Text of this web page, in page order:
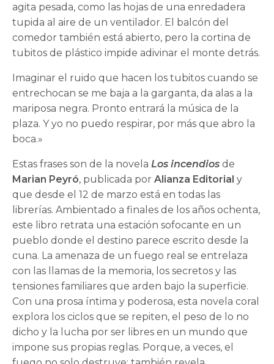
agita pesada, como las hojas de una enredadera
tupida al aire de un ventilador. El balcón del
comedor también está abierto, pero la cortina de
tubitos de plástico impide adivinar el monte detrás.
Imaginar el ruido que hacen los tubitos cuando se
entrechocan se me baja a la garganta, da alas a la
mariposa negra. Pronto entrará la música de la
plaza. Y yo no puedo respirar, por más que abro la
boca.»
Estas frases son de la novela Los incendios de
Marian Peyró, publicada porAlianza Editorial y
que desde el 12 de marzo está en todas las
librerías. Ambientado a finales de los años ochenta,
este libro retrata una estación sofocante en un
pueblo donde el destino parece escrito desde la
cuna. La amenaza de un fuego real se entrelaza
con las llamas de la memoria, los secretos y las
tensiones familiares que arden bajo la superficie.
Con una prosa íntima y poderosa, esta novela coral
explora los ciclos que se repiten, el peso de lo no
dicho y la lucha por ser libres en un mundo que
impone sus propias reglas. Porque, a veces, el